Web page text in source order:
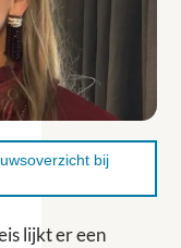
bij
lijkt er een